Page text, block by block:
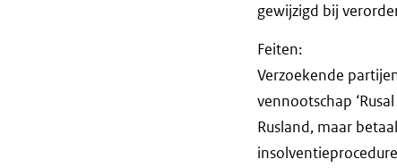
gewijzigd bij
Feiten:
Verzoekende partijen
vennootschap
Rusland, maar